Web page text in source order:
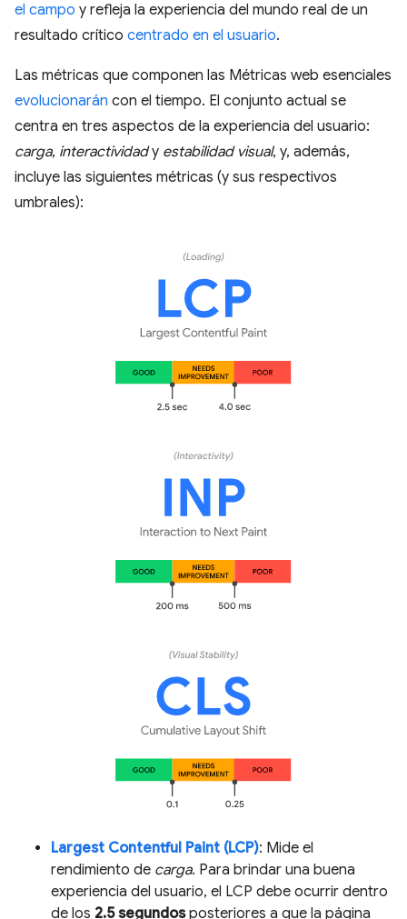
el campo y refleja la experiencia del mundo real de un
resultado crítico centrado en el usuario.
Las métricas que componen las Métricas web esenciales
evolucionarán con el tiempo. El conjunto actual se
centra en tres aspectos de la experiencia del usuario:
carga, interactividady estabilidad visual, y, además,
incluye las siguientes métricas (y sus respectivos
umbrales):
Largest Contentful Paint (LCP): Mide el
rendimiento de carga. Para brindar una buena
experiencia del usuario, el LCP debe ocurrir dentro
de los 2.5 segundosposteriores a que la página